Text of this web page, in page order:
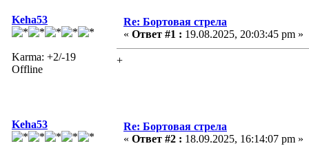
Keha53
Karma: +2/-19
Offline
Re: Бортовая стрела
« Ответ #1 : 19.08.2025, 20:03:45 pm »
+
Keha53
Re: Бортовая стрела
« Ответ #2 : 18.09.2025, 16:14:07 pm »